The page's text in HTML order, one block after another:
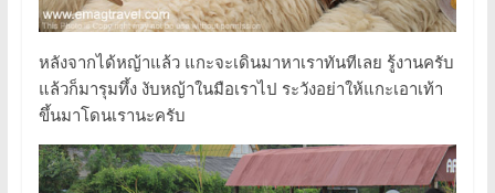
หลังจากได้หญ้าแล้ว แกะจะเดินมาหาเราทันทีเลย รู้งานครับ
แล้วก็มารุมทึ้ง งับหญ้าในมือเราไป ระวังอย่าให้แกะเอาเท้า
ขึ้นมาโดนเรานะครับ